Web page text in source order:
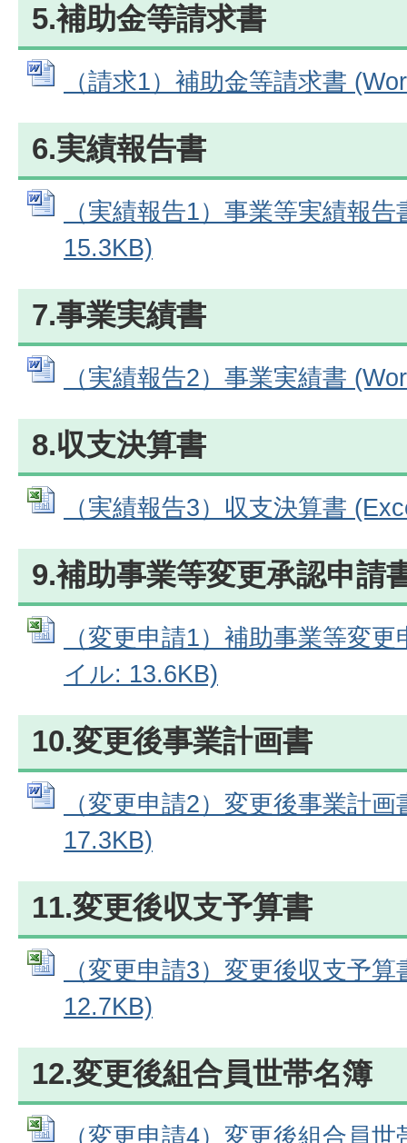
5.補助金等請求書
（請求1）補助金等請求書
6.実績報告書
（実績報告1）事業等実績報
15.3KB)
7.事業実績書
（実績報告2）事業実績書
8.収支決算書
（実績報告3）収支決算書
9.補助事業等変更承認申請
（変更申請1）補助事業等変
イル: 13.6KB)
10.変更後事業計画書
（変更申請2）変更後事業計
17.3KB)
11.変更後収支予算書
（変更申請3）変更後収支予
12.7KB)
12.変更後組合員世帯名簿
（変更申請4）変更後組合員